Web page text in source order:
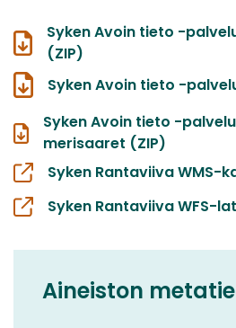
Syken Avoin tieto -
(ZIP)
Syken Avoin tieto -
Syken Avoin tieto -
merisaaret (ZIP)
Syken Rantaviiva WMS-
Syken Rantaviiva WFS-
Aineiston